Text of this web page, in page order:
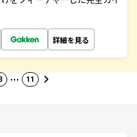
詳細を見る
… 11